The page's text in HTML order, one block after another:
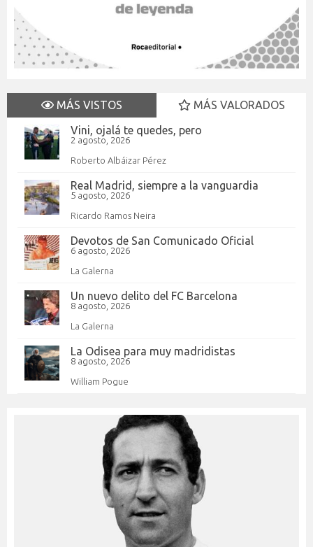
MÁS VISTOS
MÁS VALORADOS
Vini, ojalá te quedes, pero
2 agosto, 2026
Roberto Albáizar Pérez
Real Madrid, siempre a la vanguardia
5 agosto, 2026
Ricardo Ramos Neira
Devotos de San Comunicado Oficial
6 agosto, 2026
La Galerna
Un nuevo delito del FC Barcelona
8 agosto, 2026
La Galerna
La Odisea para muy madridistas
8 agosto, 2026
William Pogue